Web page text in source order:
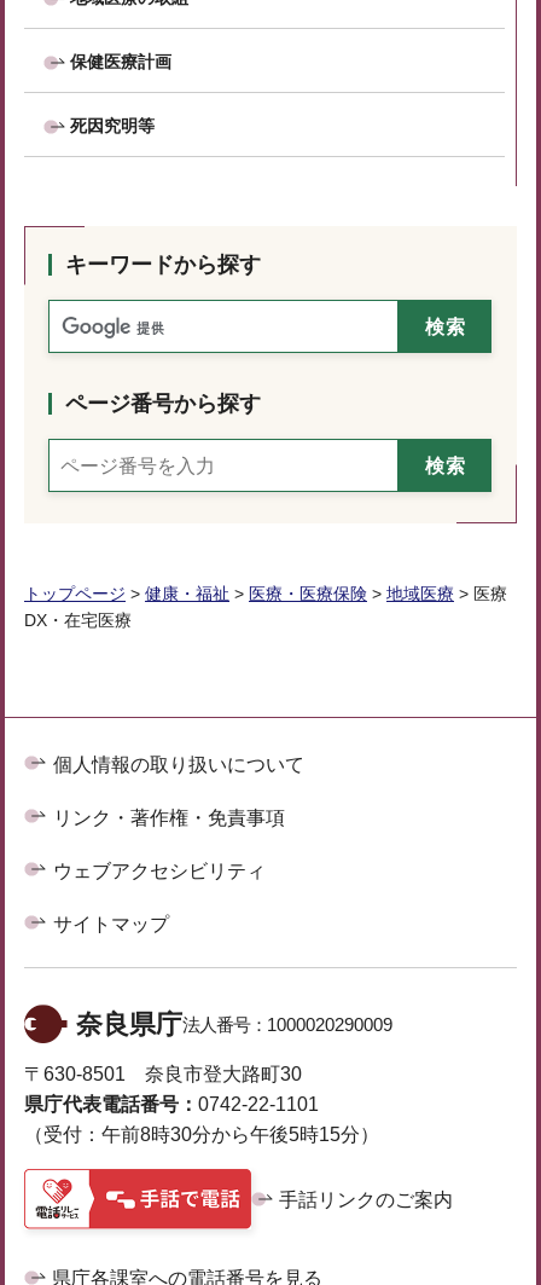
保健医療計画
死因究明等
キーワードから探す
ページ番号から探す
トップページ > 健康・福祉 > 医療・医療保険 > 地域医療 > 医療
DX・在宅医療
個人情報の取り扱いについて
リンク・著作権・免責事項
ウェブアクセシビリティ
サイトマップ
奈良県庁法人番号： 1000020290009
〒630-8501 奈良市登大路町30
県庁代表電話番号： 0742-22-1101
（受付：午前8時30分から午後5時15分）
手話リンクのご案内
県庁各課室への電話番号を見る